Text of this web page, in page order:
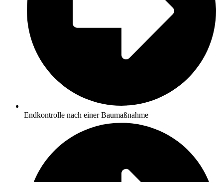
Endkontrolle nach einer Baumaßnahme